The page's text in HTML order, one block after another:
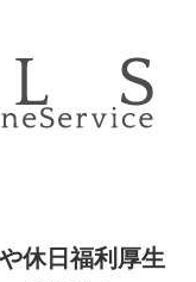
休日福利厚生